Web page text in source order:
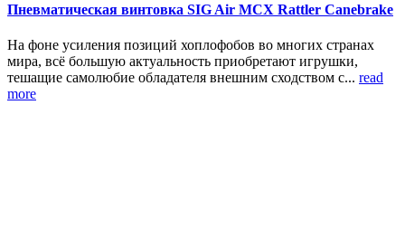
Пневматическая винтовка SIG Air MCX Rattler Canebrake
На фоне усиления позиций хоплофобов во многих странах
мира, всё большую актуальность приобретают игрушки,
тешащие самолюбие обладателя внешним сходством с... read
more